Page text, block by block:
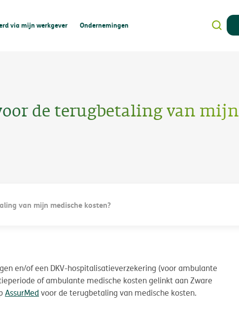
via mijn werkgever Ondernemingen
de terugbetaling van mijn
van mijn medische kosten?
en/of een DKV-hospitalisatieverzekering (voor ambulante
of ambulante medische kosten gelinkt aan Zware
AssurMedvoor de terugbetaling van medische kosten.